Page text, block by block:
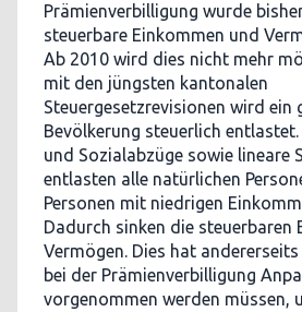
Prämienverbilligung wurde
steuerbare Einkommen und
Ab 2010 wird dies nicht mehr
mit den jüngsten kantonalen
Steuergesetzrevisionen wird ein
Bevölkerung steuerlich
und Sozialabzüge sowie lineare
entlasten alle natürlichen
Personen mit niedrigen
Dadurch sinken die steuerbaren
Vermögen. Dies hat
bei der Prämienverbilligung
vorgenommen werden müssen,